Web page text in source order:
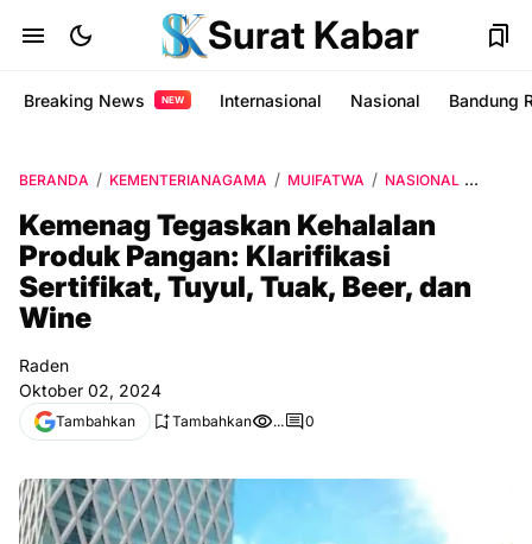
Surat Kabar
Breaking News NEW Internasional Nasional Bandung
BERANDA KEMENTERIANAGAMA MUIFATWA NASIONAL
Kemenag Tegaskan Kehalalan
Produk Pangan: Klarifikasi
Sertifikat, Tuyul, Tuak, Beer, dan
Wine
Raden
Oktober 02, 2024
Tambahkan Tambahkan ... 0